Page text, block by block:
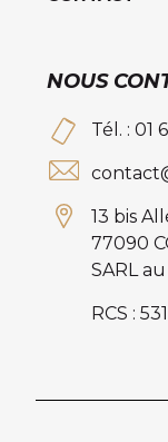
NOUS
Tél. : 01
13 bis
77090
SARL
RCS :